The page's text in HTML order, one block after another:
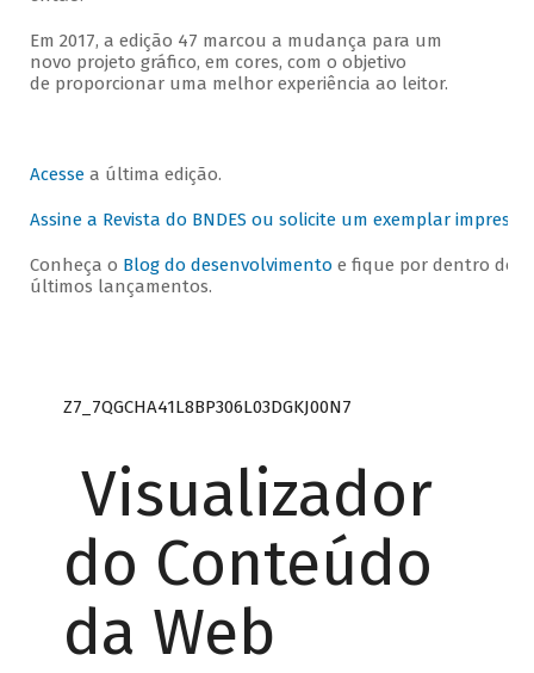
Em 2017, a edição 47 marcou a mudança para um
novo projeto gráfico, em cores, com o objetivo
de proporcionar uma melhor experiência ao leitor.
Acessea última edição.
Assine a Revista do BNDES ou solicite um exemplar impresso
Conheça o Blog do desenvolvimento e fique por dentro dos
últimos lançamentos.
Z7_7QGCHA41L8BP306L03DGKJ00N7
Visualizador
do Conteúdo
da Web